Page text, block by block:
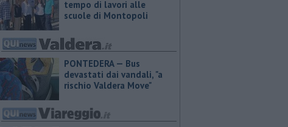
tempo di lavori alle
scuole di Montopoli
PONTEDERA — Bus
devastati dai vandali, "a
rischio Valdera Move"